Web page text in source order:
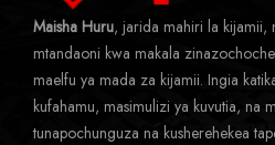
Maisha Huru, jarida mahiri la kijamii,
mtandaoni kwa makala
maelfu ya mada za kijamii. Ingia
kufahamu, masimulizi ya kuvutia, na
tunapochunguza na kusherehekea